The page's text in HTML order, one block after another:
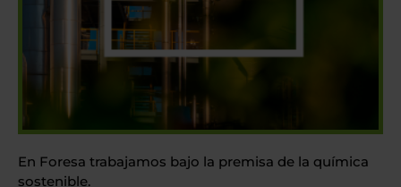
En Foresa trabajamos bajo la premisa de la química
sostenible.